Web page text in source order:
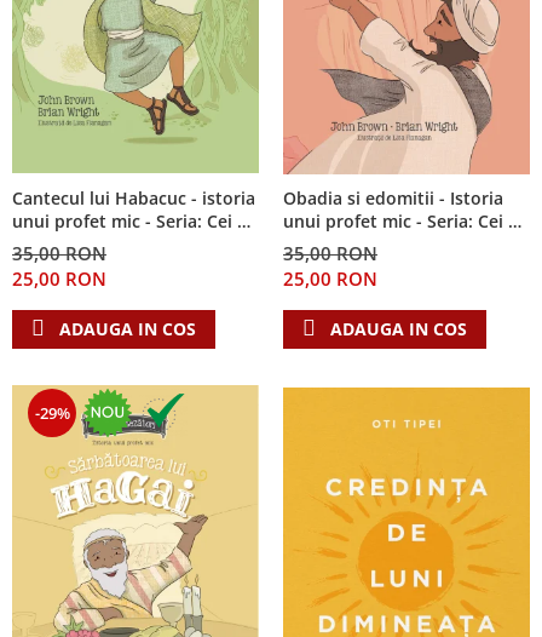
Cantecul lui Habacuc - istoria
unui profet mic - Seria: Cei 12
cutezatori
35,00 RON
25,00 RON
ADAUGA IN COS
Obadia si edomitii - Istoria
unui profet mic - Seria: Cei 12
cutezatori
35,00 RON
25,00 RON
ADAUGA IN COS
-29%